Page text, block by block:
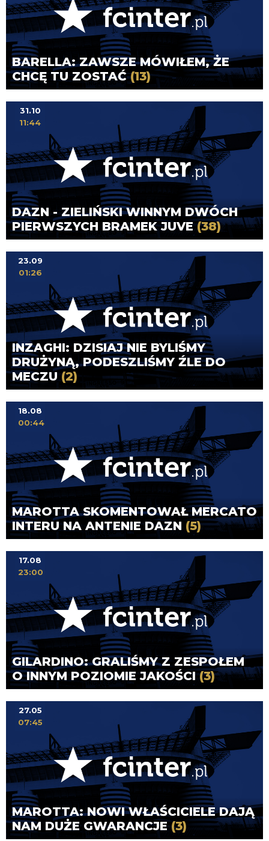
BARELLA: ZAWSZE MÓWIŁEM, ŻE
CHCĘ TU ZOSTAĆ(13)
DAZN - ZIELIŃSKI WINNYM DWÓCH
PIERWSZYCH BRAMEK JUVE (38)
31.10
11:44
INZAGHI: DZISIAJ NIE BYLIŚMY
DRUŻYNĄ, PODESZLIŚMY ŹLE DO
MECZU (2)
23.09
01:26
MAROTTA SKOMENTOWAŁ MERCATO
INTERU NA ANTENIE DAZN (5)
18.08
00:44
GILARDINO: GRALIŚMY Z ZESPOŁEM
O INNYM POZIOMIE JAKOŚCI(3)
17.08
23:00
MAROTTA: NOWI WŁAŚCICIELE DAJĄ
NAM DUŻE GWARANCJE(3)
27.05
07:45